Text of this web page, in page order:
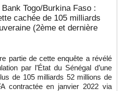
Togo/Burkina Faso :
cachée de 105 milliards
(2ème et dernière
partie de cette enquête a révélé
par l’État du Sénégal d’une
de 105 milliards 52 millions de
contractée en janvier 2022 via